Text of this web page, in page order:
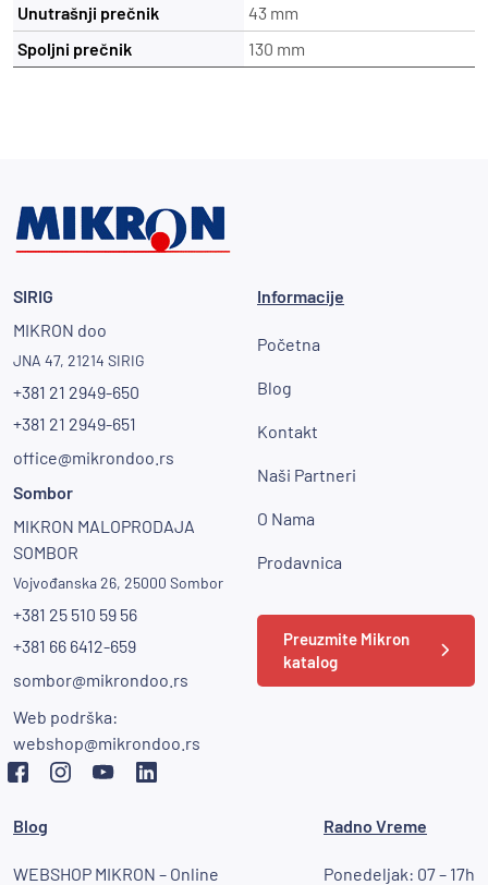
Unutrašnji prečnik
43 mm
Spoljni prečnik
130 mm
SIRIG
MIKRON doo
JNA 47, 21214 SIRIG
+381 21 2949-650
+381 21 2949-651
office@mikrondoo.rs
Sombor
MIKRON MALOPRODAJA
SOMBOR
Vojvođanska 26, 25000 Sombor
+381 25 510 59 56
+381 66 6412-659
sombor@mikrondoo.rs
Web podrška:
webshop@mikrondoo.rs
Informacije
Početna
Blog
Kontakt
Naši Partneri
O Nama
Prodavnica
Preuzmite Mikron
katalog
Blog
WEBSHOP MIKRON – Online
Radno Vreme
Ponedeljak: 07 – 17h